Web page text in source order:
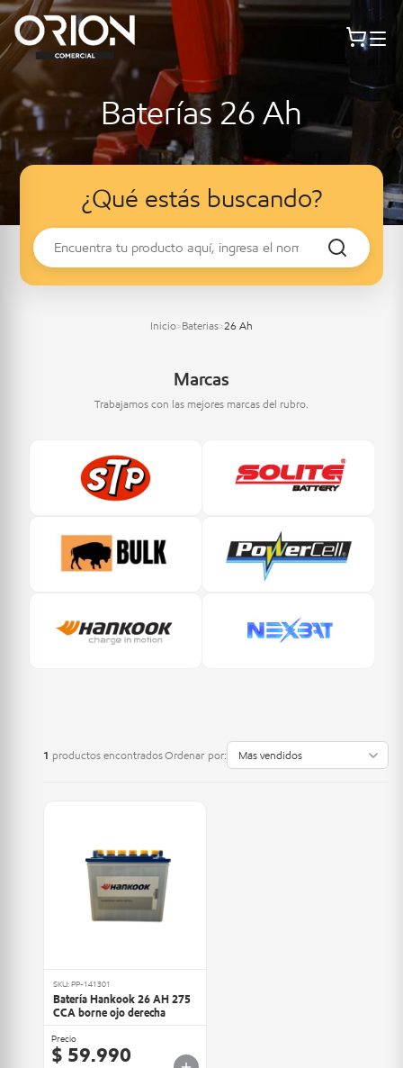
Baterías 26 Ah
¿Qué estás buscando?
Inicio>Baterias>26 Ah
Marcas
Trabajamos con las mejores marcas del rubro.
1 productos encontradosOrdenar por:
SKU: PP-141301
Batería Hankook 26 AH 275
CCA borne ojo derecha
Precio
$ 59.990